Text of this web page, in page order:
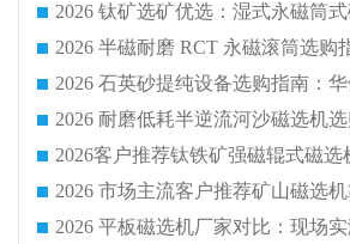
2026 平板磁选机厂家对比：现场